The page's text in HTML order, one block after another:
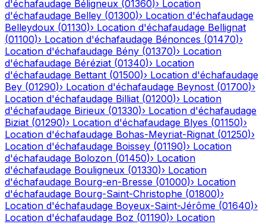
d'échafaudage Béligneux (01360)› Location
d'échafaudage Belley (01300)› Location d'échafaudage
Belleydoux (01130)› Location d'échafaudage Bellignat
(01100)› Location d'échafaudage Bénonces (01470)›
Location d'échafaudage Bény (01370)› Location
d'échafaudage Béréziat (01340)› Location
d'échafaudage Bettant (01500)› Location d'échafaudage
Bey (01290)› Location d'échafaudage Beynost (01700)›
Location d'échafaudage Billiat (01200)› Location
d'échafaudage Birieux (01330)› Location d'échafaudage
Biziat (01290)› Location d'échafaudage Blyes (01150)›
Location d'échafaudage Bohas-Meyriat-Rignat (01250)›
Location d'échafaudage Boissey (01190)› Location
d'échafaudage Bolozon (01450)› Location
d'échafaudage Bouligneux (01330)› Location
d'échafaudage Bourg-en-Bresse (01000)› Location
d'échafaudage Bourg-Saint-Christophe (01800)›
Location d'échafaudage Boyeux-Saint-Jérôme (01640)›
Location d'échafaudage Boz (01190)› Location